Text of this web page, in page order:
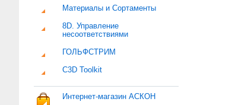
Материалы и Сортаменты
8D. Управление
несоответствиями
ГОЛЬФСТРИМ
C3D Toolkit
Интернет-магазин АСКОН